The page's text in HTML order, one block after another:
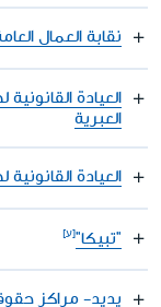
نقابة العمال
العيادة
العبرية
العيادة
"تبيكا"
يديد- مراكز